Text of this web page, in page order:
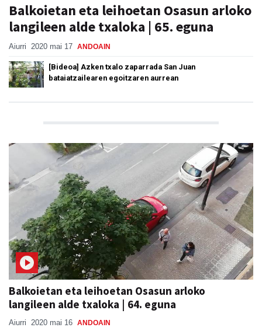
Balkoietan eta leihoetan Osasun arloko
langileen alde txaloka | 65. eguna
Aiurri 2020 mai 17 ANDOAIN
[Bideoa] Azken txalo zaparrada San Juan
bataiatzailearen egoitzaren aurrean
Balkoietan eta leihoetan Osasun arloko
langileen alde txaloka | 64. eguna
Aiurri 2020 mai 16 ANDOAIN